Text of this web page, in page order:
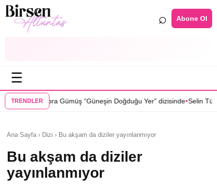
⌕ Abone Ol
☰
TRENDLERDoğduğu Yer” dizisinde•Selin Türkmen “Karma” dizisinde
Ana Sayfa › Dizi › Bu akşam da diziler yayınlanmıyor
Bu akşam da diziler
yayınlanmıyor